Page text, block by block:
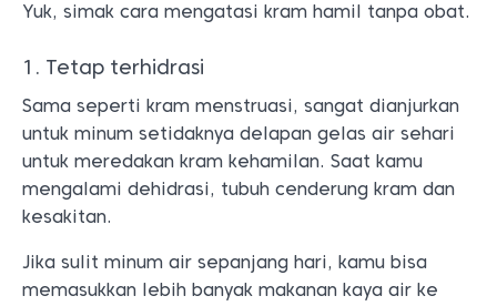
Yuk, simak cara mengatasi kram hamil tanpa obat.
1. Tetap terhidrasi
Sama seperti kram menstruasi, sangat dianjurkan
untuk minum setidaknya delapan gelas air sehari
untuk meredakan kram kehamilan. Saat kamu
mengalami dehidrasi, tubuh cenderung kram dan
kesakitan.
Jika sulit minum air sepanjang hari, kamu bisa
memasukkan lebih banyak makanan kaya air ke